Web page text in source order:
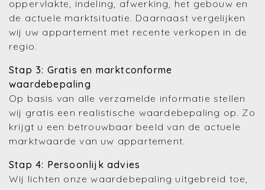
oppervlakte, indeling, afwerking, het gebouw en
de actuele marktsituatie. Daarnaast vergelijken
wij uw appartement met recente verkopen in de
regio.
Stap 3: Gratis en marktconforme
waardebepaling
Op basis van alle verzamelde informatie stellen
wij gratis een realistische waardebepaling op. Zo
krijgt u een betrouwbaar beeld van de actuele
marktwaarde van uw appartement.
Stap 4: Persoonlijk advies
Wij lichten onze waardebepaling uitgebreid toe,